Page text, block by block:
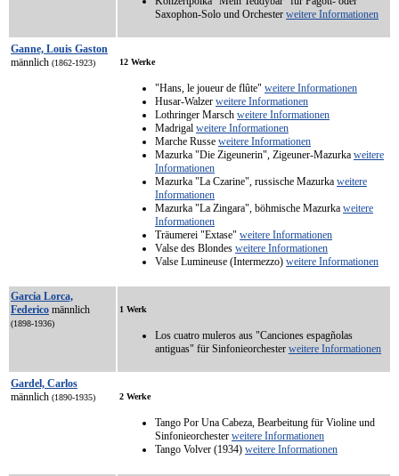
Saxophon-Solo und Orchester weitere Informationen
Ganne, Louis Gaston
männlich (1862-1923) 12 Werke
"Hans, le joueur de flûte" weitere Informationen
Husar-Walzer weitere Informationen
Lothringer Marsch weitere Informationen
Madrigal weitere Informationen
Marche Russe weitere Informationen
Mazurka "Die Zigeunerin", Zigeuner-Mazurka weitere
Informationen
Mazurka "La Czarine", russische Mazurka weitere
Informationen
Mazurka "La Zingara", böhmische Mazurka weitere
Informationen
Träumerei "Extase" weitere Informationen
Valse des Blondes weitere Informationen
Valse Lumineuse (Intermezzo) weitere Informationen
García Lorca,
Federico männlich
(1898-1936)
1 Werk
Los cuatro muleros aus "Canciones espagñolas
antiguas" für Sinfonieorchester weitere Informationen
Gardel, Carlos
männlich (1890-1935) 2 Werke
Tango Por Una Cabeza, Bearbeitung für Violine und
Sinfonieorchester weitere Informationen
Tango Volver (1934) weitere Informationen